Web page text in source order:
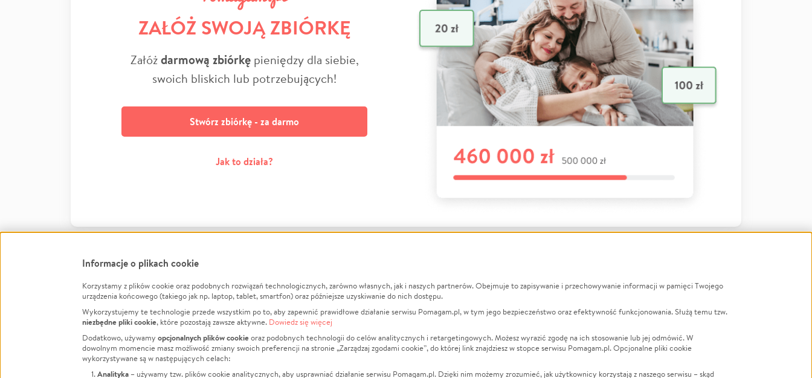
ZAŁÓŻ SWOJĄ ZBIÓRKĘ
Załóżdarmową zbiórkępieniędzy dla siebie,
swoich bliskich lub potrzebujących!
Stwórz zbiórkę - za darmo
Jak to działa?
FacebookTwitter Instagram
LinkedInTikTok Youtube
Informacje
Jak to działa?
Regulamin
Polityka Prywatności
O nas
Opinie
Raporty
Za darmo
Zbieraj na
Leczenie
Zwierzęta
Pożar
LGBTQ+
Powódź
Wichura
Informacje o plikach cookie
Korzystamy z plików cookie oraz podobnych rozwiązań technologicznych, zarówno własnych, jak i naszych partnerów. Obejmuje to zapisywanie i przechowywanie informacji w pamięci Twojego
urządzenia końcowego (takiego jak np. laptop, tablet, smartfon) oraz późniejsze uzyskiwanie do nich dostępu.
Wykorzystujemy te technologie przede wszystkim po to, aby zapewnić prawidłowe działanie serwisu Pomagam.pl, w tym jego bezpieczeństwo oraz efektywność funkcjonowania. Służą temu tzw.
niezbędne pliki cookie, które pozostają zawsze aktywne. Dowiedz się więcej
Dodatkowo, używamy opcjonalnych plików cookieoraz podobnych technologii do celów analitycznych i retargetingowych. Możesz wyrazić zgodę na ich stosowanie lub jej odmówić. W
dowolnym momencie masz możliwość zmiany swoich preferencji na stronie „Zarządzaj zgodami cookie”, do której link znajdziesz w stopce serwisu Pomagam.pl. Opcjonalne pliki cookie
wykorzystywane są w następujących celach:
Analityka – używamy tzw. plików cookie analitycznych, aby usprawniać działanie serwisu Pomagam.pl. Dzięki nim możemy zrozumieć, jak użytkownicy korzystają z naszego serwisu – skąd